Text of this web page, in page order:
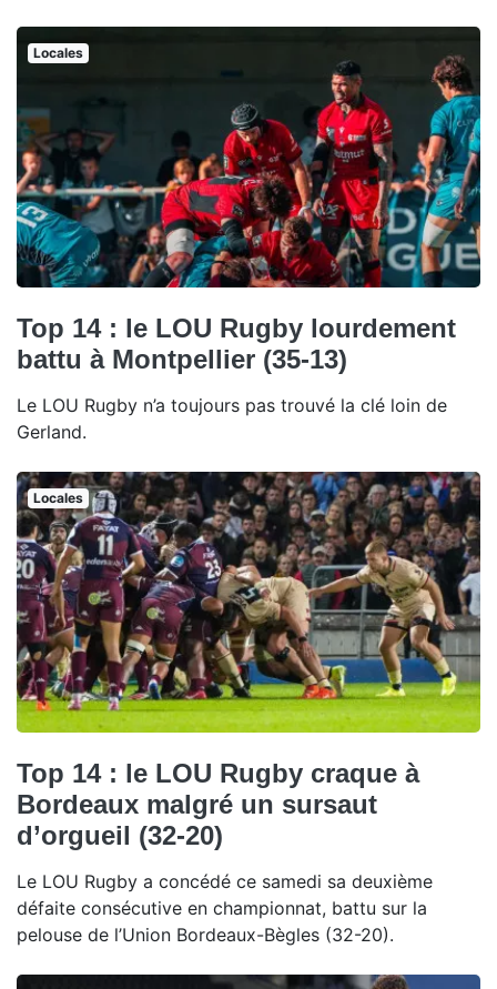
Locales
Top 14 : le LOU Rugby lourdement
battu à Montpellier (35-13)
Le LOU Rugby n’a toujours pas trouvé la clé loin de
Gerland.
Locales
Top 14 : le LOU Rugby craque à
Bordeaux malgré un sursaut
d’orgueil (32-20)
Le LOU Rugby a concédé ce samedi sa deuxième
défaite consécutive en championnat, battu sur la
pelouse de l’Union Bordeaux-Bègles (32-20).